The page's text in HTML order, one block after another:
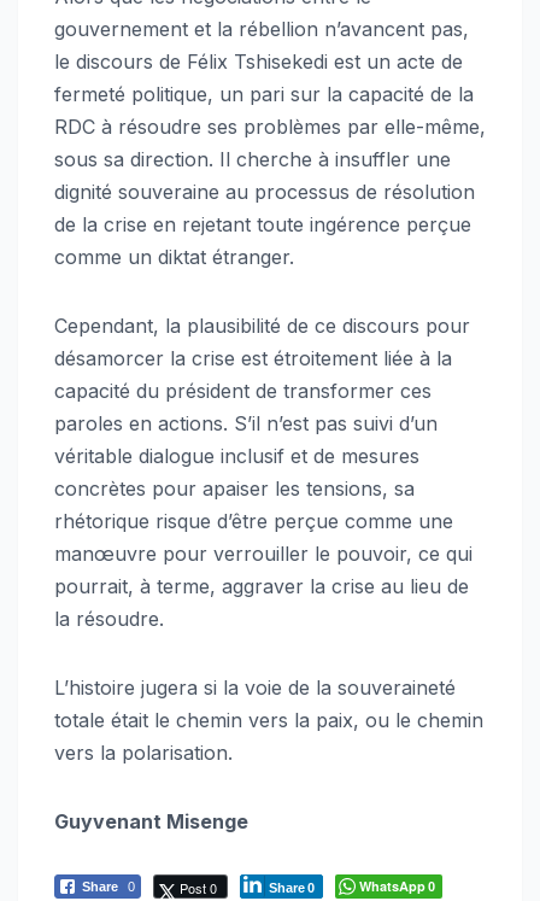
gouvernement et la rébellion n’avancent pas,
le discours de Félix Tshisekedi est un acte de
fermeté politique, un pari sur la capacité de la
RDC à résoudre ses problèmes par elle-même,
sous sa direction. Il cherche à insuffler une
dignité souveraine au processus de résolution
de la crise en rejetant toute ingérence perçue
comme un diktat étranger.
Cependant, la plausibilité de ce discours pour
désamorcer la crise est étroitement liée à la
capacité du président de transformer ces
paroles en actions. S’il n’est pas suivi d’un
véritable dialogue inclusif et de mesures
concrètes pour apaiser les tensions, sa
rhétorique risque d’être perçue comme une
manœuvre pour verrouiller le pouvoir, ce qui
pourrait, à terme, aggraver la crise au lieu de
la résoudre.
L’histoire jugera si la voie de la souveraineté
totale était le chemin vers la paix, ou le chemin
vers la polarisation.
Guyvenant Misenge
Share 0 Post 0 Share0 WhatsApp0